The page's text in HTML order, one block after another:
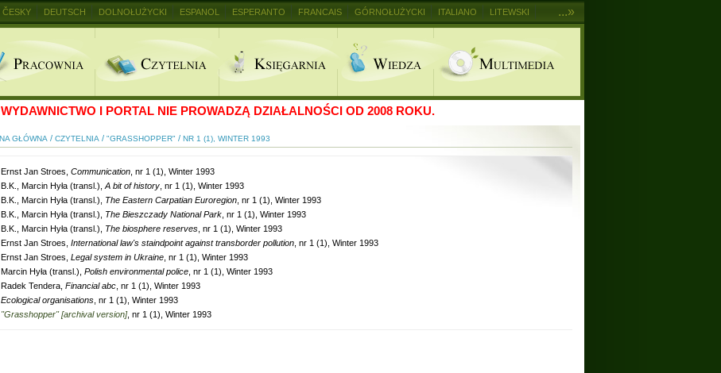
WYDAWNICTWO I PORTAL NIE PROWADZĄ DZIAŁALNOŚCI OD 2008 ROKU.
GŁÓWNA / CZYTELNIA / "GRASSHOPPER" / NR 1 (1), WINTER 1993
Ernst Jan Stroes, Communication , nr 1 (1), Winter 1993
B.K., Marcin Hyła (transl.), A bit of history , nr 1 (1), Winter 1993
B.K., Marcin Hyła (transl.), The Eastern Carpatian Euroregion , nr 1 (1), Winter 1993
B.K., Marcin Hyła (transl.), The Bieszczady National Park , nr 1 (1), Winter 1993
B.K., Marcin Hyła (transl.), The biosphere reserves , nr 1 (1), Winter 1993
Ernst Jan Stroes, International law's staindpoint against transborder pollution , nr 1 (1), Winter 1993
Ernst Jan Stroes, Legal system in Ukraine , nr 1 (1), Winter 1993
Marcin Hyła (transl.), Polish environmental police , nr 1 (1), Winter 1993
Radek Tendera, Financial abc , nr 1 (1), Winter 1993
Ecological organisations , nr 1 (1), Winter 1993
"Grasshopper" [archival version], nr 1 (1), Winter 1993
...»
ČESKY DEUTSCH DOLNOŁUŻYCKI ESPANOL ESPERANTO FRANCAIS GÓRNOŁUŻYCKI ITALIANO LITEWSKI